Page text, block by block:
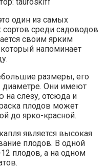
один из самых
среди садоводов
своим ярким
напоминает
размеры, его
Они имеют
слезу, отсюда и
плодов может
до ярко-красной.
является высокая
плодов. В одной
плодов, а на одном